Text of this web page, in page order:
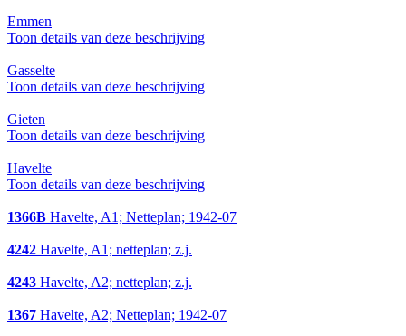
Emmen
Toon details van deze beschrijving
Gasselte
Toon details van deze beschrijving
Gieten
Toon details van deze beschrijving
Havelte
Toon details van deze beschrijving
1366B Havelte, A1; Netteplan; 1942-07
4242 Havelte, A1; netteplan; z.j.
4243 Havelte, A2; netteplan; z.j.
1367 Havelte, A2; Netteplan; 1942-07